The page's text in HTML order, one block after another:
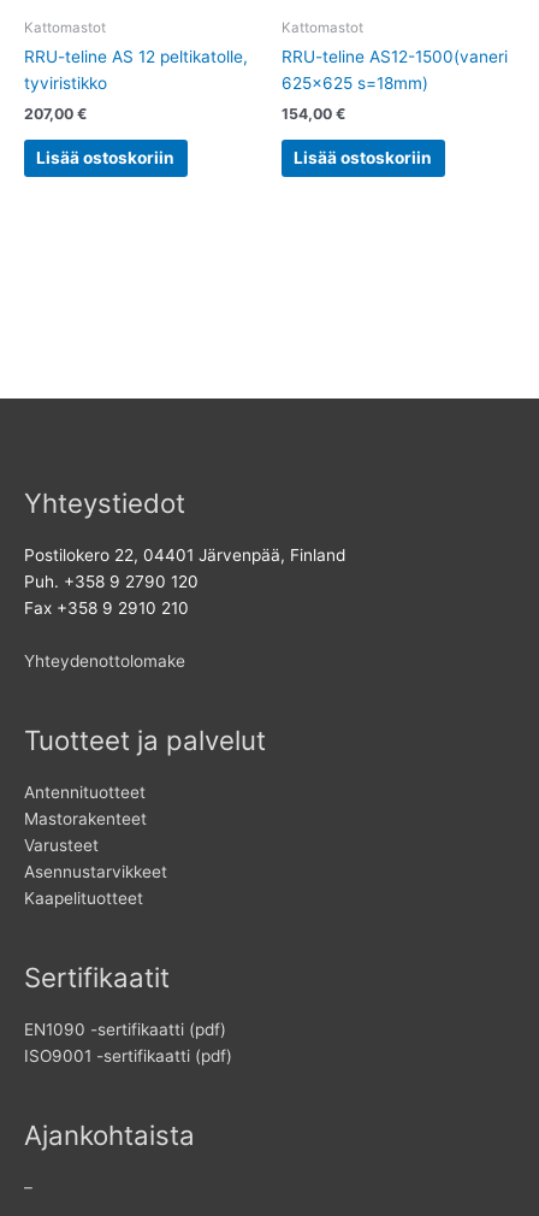
Kattomastot
RRU-teline AS 12 peltikatolle,
tyviristikko
207,00 €
Lisää ostoskoriin
Kattomastot
RRU-teline AS12-1500(vaneri
625×625 s=18mm)
154,00 €
Lisää ostoskoriin
Yhteystiedot
Postilokero 22, 04401 Järvenpää, Finland
Puh. +358 9 2790 120
Fax +358 9 2910 210
Yhteydenottolomake
Tuotteet ja palvelut
Antennituotteet
Mastorakenteet
Varusteet
Asennustarvikkeet
Kaapelituotteet
Sertifikaatit
EN1090 -sertifikaatti (pdf)
ISO9001 -sertifikaatti (pdf)
Ajankohtaista
–